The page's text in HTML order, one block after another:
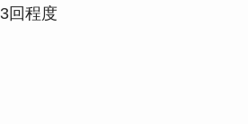
3回程度